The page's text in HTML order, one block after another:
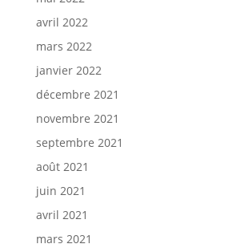
avril 2022
mars 2022
janvier 2022
décembre 2021
novembre 2021
septembre 2021
août 2021
juin 2021
avril 2021
mars 2021